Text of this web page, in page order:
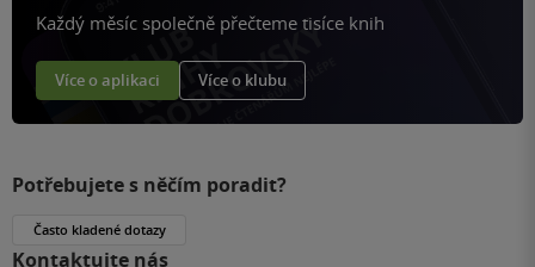
Každý měsíc společně přečteme tisíce knih
Více o aplikaci Více o klubu
Potřebujete s něčím poradit?
Často kladené dotazy
Kontaktujte nás